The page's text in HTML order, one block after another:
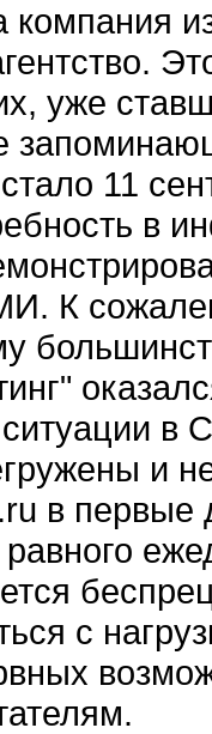
уже
11
в
К
в
и
в первые
равного
с